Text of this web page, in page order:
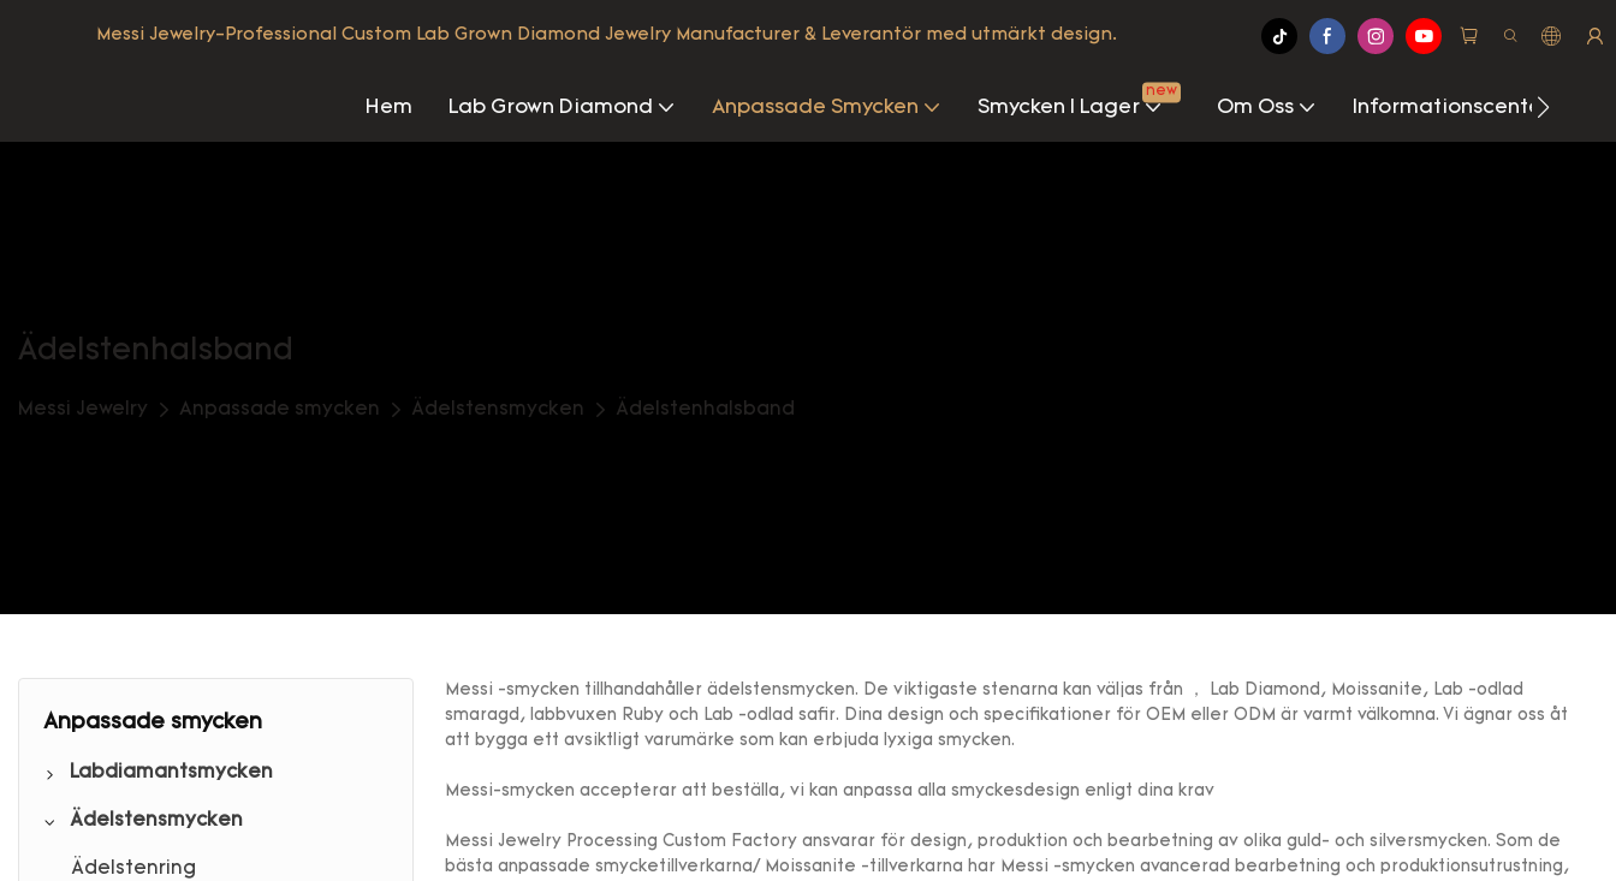
Messi Jewelry-Professional Custom Lab Grown Diamond Jewelry Manufacturer & Leverantör med utmärkt design.
Hem Lab Grown Diamond Anpassade Smycken Smycken I Lager
new
Om Oss Informationscenter
Ädelstenhalsband
Messi Jewelry Anpassade smycken Ädelstensmycken Ädelstenhalsband
Anpassade smycken
Labdiamantsmycken
Labb diamantring
Lab diamantörhängen
Ädelstensmycken
Ädelstenring
Messi -smycken tillhandahåller ädelstensmycken. De viktigaste stenarna kan väljas från ， Lab Diamond, Moissanite, Lab -odlad
smaragd, labbvuxen Ruby och Lab -odlad safir. Dina design och specifikationer för OEM eller ODM är varmt välkomna. Vi ägnar oss åt
att bygga ett avsiktligt varumärke som kan erbjuda lyxiga smycken.
Messi-smycken accepterar att beställa, vi kan anpassa alla smyckesdesign enligt dina krav
Messi Jewelry Processing Custom Factory ansvarar för design, produktion och bearbetning av olika guld- och silversmycken. Som de
bästa anpassade smycketillverkarna/ Moissanite -tillverkarna har Messi -smycken avancerad bearbetning och produktionsutrustning,